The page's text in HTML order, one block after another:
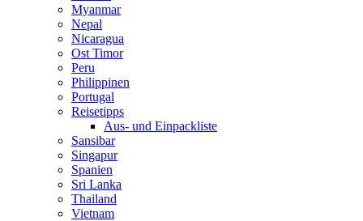
Myanmar
Nepal
Nicaragua
Ost Timor
Peru
Philippinen
Portugal
Reisetipps
Aus- und Einpackliste
Sansibar
Singapur
Spanien
Sri Lanka
Thailand
Vietnam